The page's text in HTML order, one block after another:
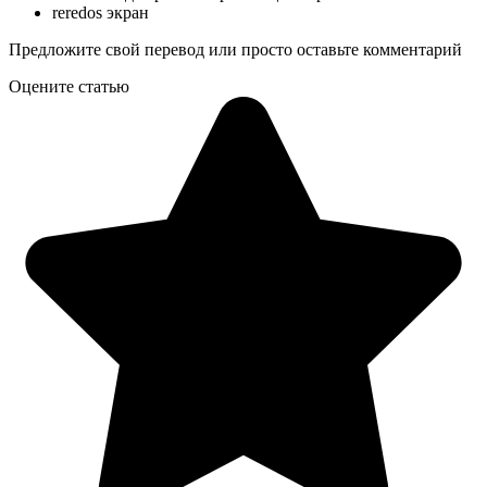
reredos экран
Предложите свой перевод или просто оставьте комментарий
Оцените статью